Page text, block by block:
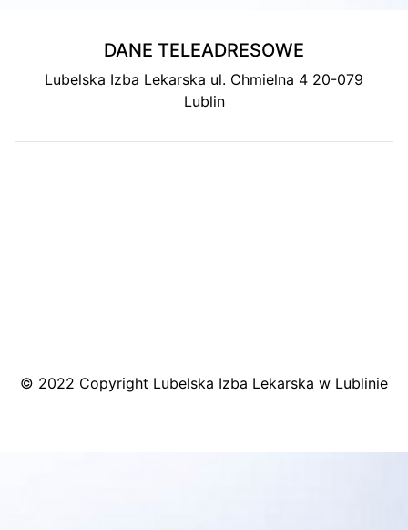
DANE TELEADRESOWE
Lubelska Izba Lekarska ul. Chmielna 4 20-079
Lublin
© 2022 Copyright Lubelska Izba Lekarska w Lublinie